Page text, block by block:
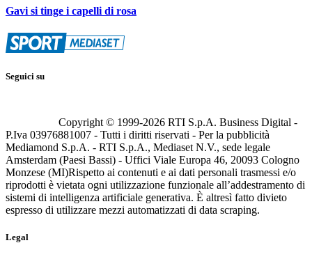
Gavi si tinge i capelli di rosa
Seguici su
Copyright © 1999-2026 RTI S.p.A. Business Digital -
P.Iva 03976881007 - Tutti i diritti riservati - Per la pubblicità
Mediamond S.p.A. - RTI S.p.A., Mediaset N.V., sede legale
Amsterdam (Paesi Bassi) - Uffici Viale Europa 46, 20093 Cologno
Monzese (MI)Rispetto ai contenuti e ai dati personali trasmessi e/o
riprodotti è vietata ogni utilizzazione funzionale all’addestramento di
sistemi di intelligenza artificiale generativa. È altresì fatto divieto
espresso di utilizzare mezzi automatizzati di data scraping.
Legal